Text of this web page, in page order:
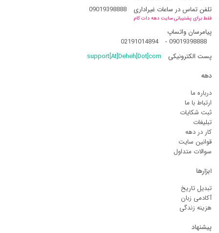
تلفن تماس در ساعات غیراداری 09019398888
فقط برای پشتیبانی سایت دهه دات کام
پیامرسان واتساپ
09019398888
-
02191014894
پست الکترونیکی
support[At]Deheh[Dot]com
دهه
درباره ما
ارتباط با ما
ثبت شکایات
تبلیغات
کار در دهه
قوانین سایت
سوالات متداول
ابزارها
تبدیل تاریخ
آکادمی زبان
هزینه زندگی
پیشنهاد